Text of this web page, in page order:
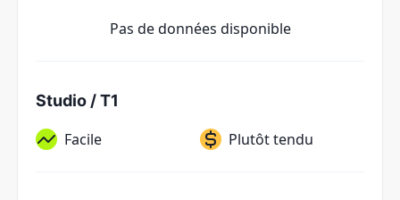
Pas de données disponible
Studio / T1
Facile Plutôt tendu